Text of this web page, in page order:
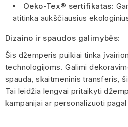
Oeko-Tex® sertifikatas:
atitinka aukščiausius
Dizaino ir spaudos galimybės:
Šis džemperis puikiai tinka
technologijoms. Galimi
spauda, skaitmeninis transferis,
Tai leidžia lengvai pritaikyti
kampanijai ar personalizuoti